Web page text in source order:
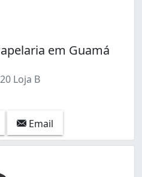
em Guamá
Loja B
Email